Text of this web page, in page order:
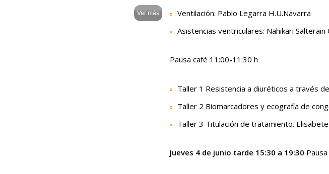
Ventilación: Pablo Legarra H.U.Navarra
Asistencias ventriculares: Nahikari Salterain
Pausa café 11:00-11:30 h
Taller 1 Resistencia a diuréticos a través
Taller 2 Biomarcadores y ecografía de
Taller 3 Titulación de tratamiento. Elisabete
Jueves 4 de junio tarde 15:30 a 19:30
Ver más